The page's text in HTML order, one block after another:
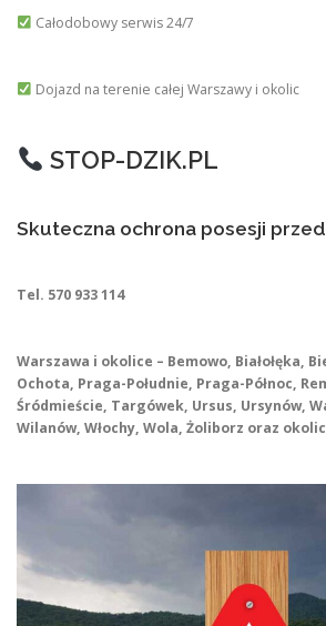
Całodobowy serwis 24/7
Dojazd na terenie całej Warszawy i okolic
STOP-DZIK.PL
Skuteczna ochrona posesji
Tel. 570 933 114
Warszawa i okolice – Bemowo, Białołęka,
Ochota, Praga-Południe, Praga-Północ,
Śródmieście, Targówek, Ursus, Ursynów,
Wilanów, Włochy, Wola, Żoliborz oraz